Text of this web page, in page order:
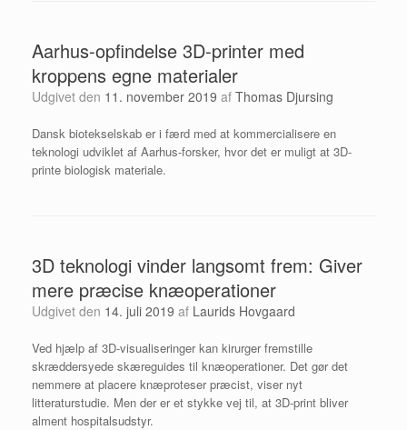
Aarhus-opfindelse 3D-printer med
kroppens egne materialer
Udgivet den 11. november 2019 af Thomas Djursing
Dansk biotekselskab er i færd med at kommercialisere en
teknologi udviklet af Aarhus-forsker, hvor det er muligt at 3D-
printe biologisk materiale.
3D teknologi vinder langsomt frem: Giver
mere præcise knæoperationer
Udgivet den 14. juli 2019 af Laurids Hovgaard
Ved hjælp af 3D-visualiseringer kan kirurger fremstille
skræddersyede skæreguides til knæoperationer. Det gør det
nemmere at placere knæproteser præcist, viser nyt
litteraturstudie. Men der er et stykke vej til, at 3D-print bliver
alment hospitalsudstyr.